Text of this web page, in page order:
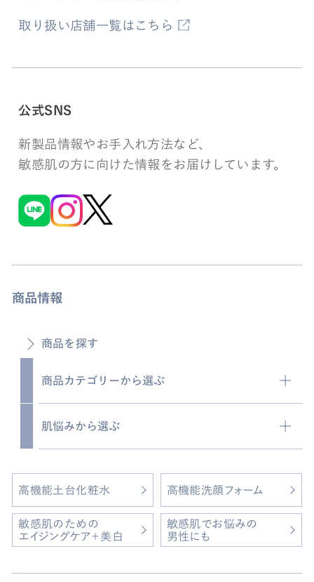
取り扱い店舗一覧はこちら
公式SNS
新製品情報やお手入れ方法など、
敏感肌の方に向けた情報をお届けしています。
商品情報
商品を探す
商品カテゴリーから選ぶ
化粧水
トライアルセット
洗顔料
クリーム
美容液
肌悩みから選ぶ
肌荒れ
カサカサ・乾燥
ハリのなさ
高機能土台化粧水 高機能洗顔フォーム
敏感肌のための
エイジングケア＋美白
敏感肌でお悩みの
男性にも